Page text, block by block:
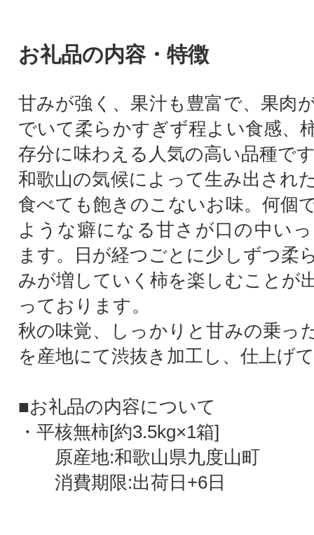
お礼品の内容・特徴
甘みが強く、果汁も豊富で、果肉
でいて柔らかすぎず程よい食感、
存分に味わえる人気の高い品種で
和歌山の気候によって生み出され
食べても飽きのこないお味。何個
ような癖になる甘さが口の中い
ます。日が経つごとに少しずつ柔
みが増していく柿を楽しむことが
っております。
秋の味覚、しっかりと甘みの乗っ
を産地にて渋抜き加工し、仕上げ
■お礼品の内容について
・平核無柿[約3.5kg×1箱]
原産地:和歌山県九度山町
消費期限:出荷日+6日